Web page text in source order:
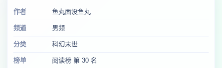
作者 鱼丸面没鱼丸
频道 男频
分类 科幻末世
榜单 阅读榜 第 30 名